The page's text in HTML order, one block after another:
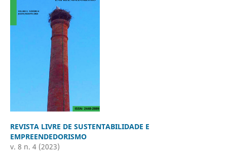
REVISTA LIVRE DE SUSTENTABILIDADE E
EMPREENDEDORISMO
v. 8 n. 4 (2023)